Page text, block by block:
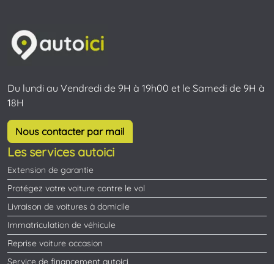
Du lundi au Vendredi de 9H à 19h00 et le Samedi de 9H à
18H
Nous contacter par mail
Les services autoici
Extension de garantie
Protégez votre voiture contre le vol
Livraison de voitures à domicile
Immatriculation de véhicule
Reprise voiture occasion
Service de financement autoici